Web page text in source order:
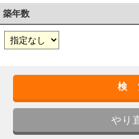
築年数